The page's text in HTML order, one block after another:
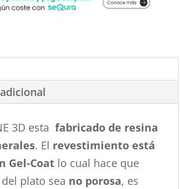
3D estafabricado de resina
. El revestimiento está
Gel-Coat lo cual hace que
del plato sea no porosa, es